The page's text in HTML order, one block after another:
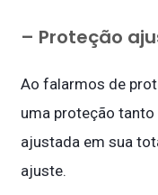
– Proteção
Ao falarmos de
uma proteção
ajustada em sua
ajuste.